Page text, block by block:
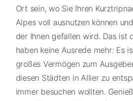
Ort sein, wo Sie Ihren
Alpes voll ausnutzen können
der Ihnen gefallen wird. Das ist
haben keine Ausrede mehr: Es
großes Vermögen zum
diesen Städten in Allier zu
immer besuchen wollten.